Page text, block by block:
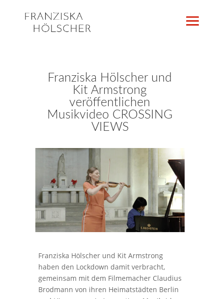
Franziska Hölscher und
Kit Armstrong
veröffentlichen
Musikvideo CROSSING
VIEWS
Franziska Hölscher und Kit Armstrong
haben den Lockdown damit verbracht,
gemeinsam mit dem Filmemacher Claudius
Brodmann von ihren Heimatstädten Berlin